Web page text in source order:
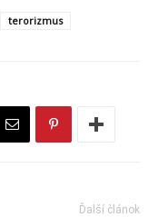
terorizmus
Ďalší článok